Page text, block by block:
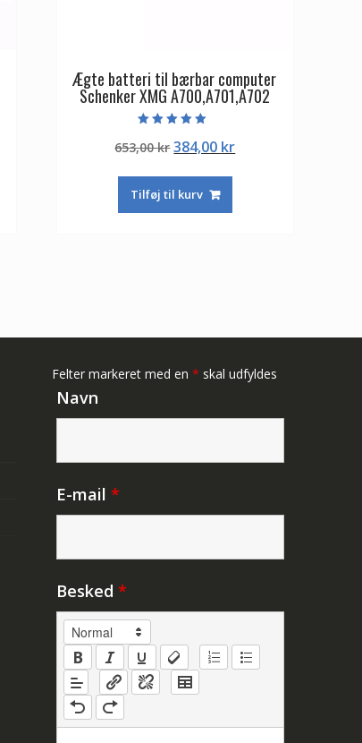
Ægte batteri til bærbar computer
Schenker XMG A700,A701,A702
5.00
ud af 5
653,00krDen
pris
var:
384,00 krDen
Tilføj til kurv
Felter markeret med en * skal udfyldes
Navn
E-mail *
Besked *